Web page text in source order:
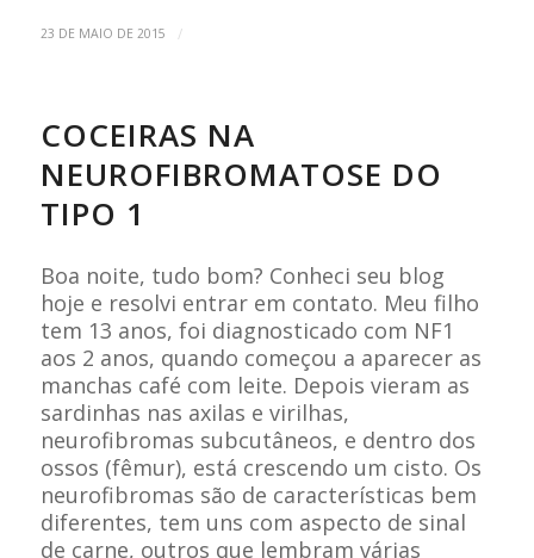
23 DE MAIO DE 2015 /
COCEIRAS NA
NEUROFIBROMATOSE DO
TIPO 1
Boa noite, tudo bom? Conheci seu blog
hoje e resolvi entrar em contato. Meu filho
tem 13 anos, foi diagnosticado com NF1
aos 2 anos, quando começou a aparecer as
manchas café com leite. Depois vieram as
sardinhas nas axilas e virilhas,
neurofibromas subcutâneos, e dentro dos
ossos (fêmur), está crescendo um cisto. Os
neurofibromas são de características bem
diferentes, tem uns com aspecto de sinal
de carne, outros que lembram várias